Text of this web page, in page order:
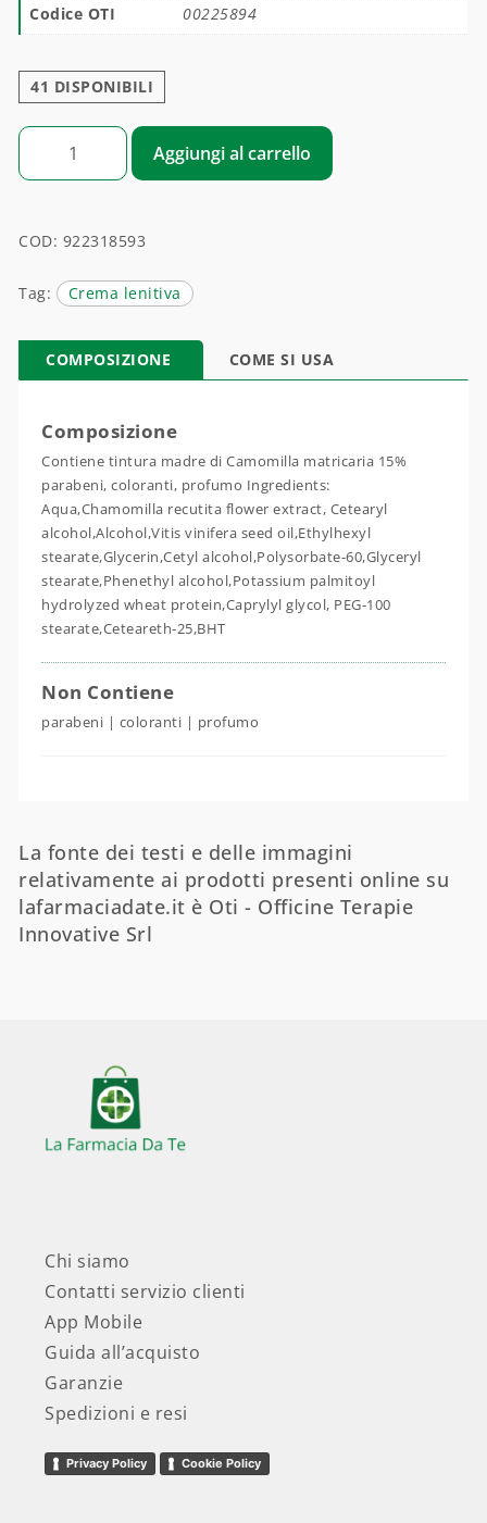
Codice OTI 00225894
41 DISPONIBILI
CAMOMILLA BIO CARE quantità
Aggiungi al carrello
COD: 922318593
Tag: Crema lenitiva
COMPOSIZIONE COME SI USA
Composizione
Contiene tintura madre di Camomilla matricaria 15%
parabeni, coloranti, profumo Ingredients:
Aqua,Chamomilla recutita flower extract, Cetearyl
alcohol,Alcohol,Vitis vinifera seed oil,Ethylhexyl
stearate,Glycerin,Cetyl alcohol,Polysorbate-60,Glyceryl
stearate,Phenethyl alcohol,Potassium palmitoyl
hydrolyzed wheat protein,Caprylyl glycol, PEG-100
stearate,Ceteareth-25,BHT
Non Contiene
parabeni | coloranti | profumo
La fonte dei testi e delle immagini
relativamente ai prodotti presenti online su
lafarmaciadate.it è Oti - Officine Terapie
Innovative Srl
Chi siamo
Contatti servizio clienti
App Mobile
Guida all’acquisto
Garanzie
Spedizioni e resi
Privacy Policy Cookie Policy